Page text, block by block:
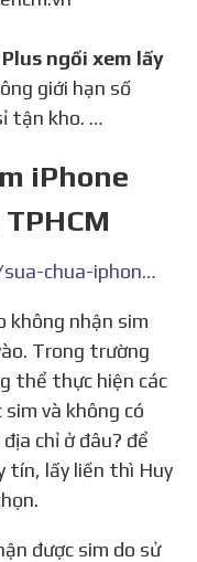
Plus ngồi xem lấy
giới hạn số
tận kho. …
iPhone
https://huydungmobile.com/sua-chua-iphone/thay-o-sim-iphone/
Trong trường
thể thực hiện các
và không có
chỉ ở đâu? để
tín, lấy liền thì Huy